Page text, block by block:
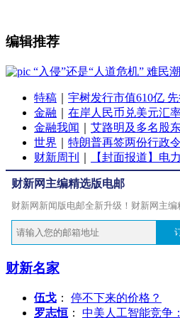
编辑推荐
“入侵”还是“人道危机” 难民
特稿
宇树发行市值610亿
金融
在岸人民币兑美元汇
金融我闻
艾路明及多名股
世界
特朗普再签两份行政
财新周刊
【封面报道】电
财新网主编精选版电邮
财新网新闻版电邮全新升级！财新网主
财新名家
伍戈 ： 停不下来的价格？
罗志恒 ： 中美人工智能竞争